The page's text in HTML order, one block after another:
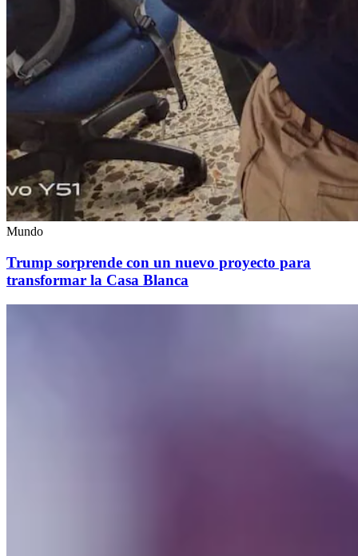
Mundo
Trump sorprende con un nuevo proyecto para
transformar la Casa Blanca